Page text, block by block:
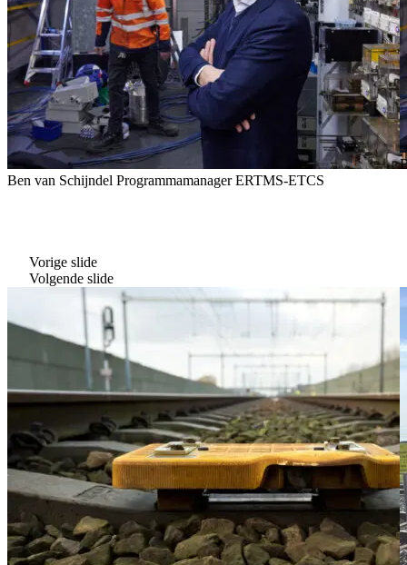
Ben van Schijndel Programmamanager ERTMS-ETCS
Vorige slide
Volgende slide